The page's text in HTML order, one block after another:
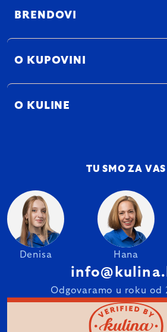
BRENDOVI
O KUPOVINI
O KULINE
TU SMO ZA VAS
Denisa Hana
Odgovaramo u roku od